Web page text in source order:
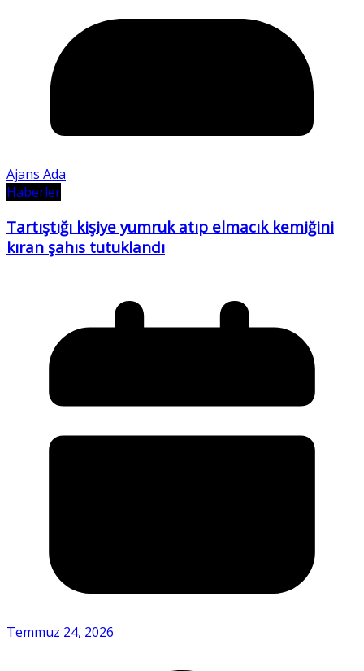
Ajans Ada
Haberler
Tartıştığı kişiye yumruk atıp elmacık kemiğini
kıran şahıs tutuklandı
Temmuz 24, 2026